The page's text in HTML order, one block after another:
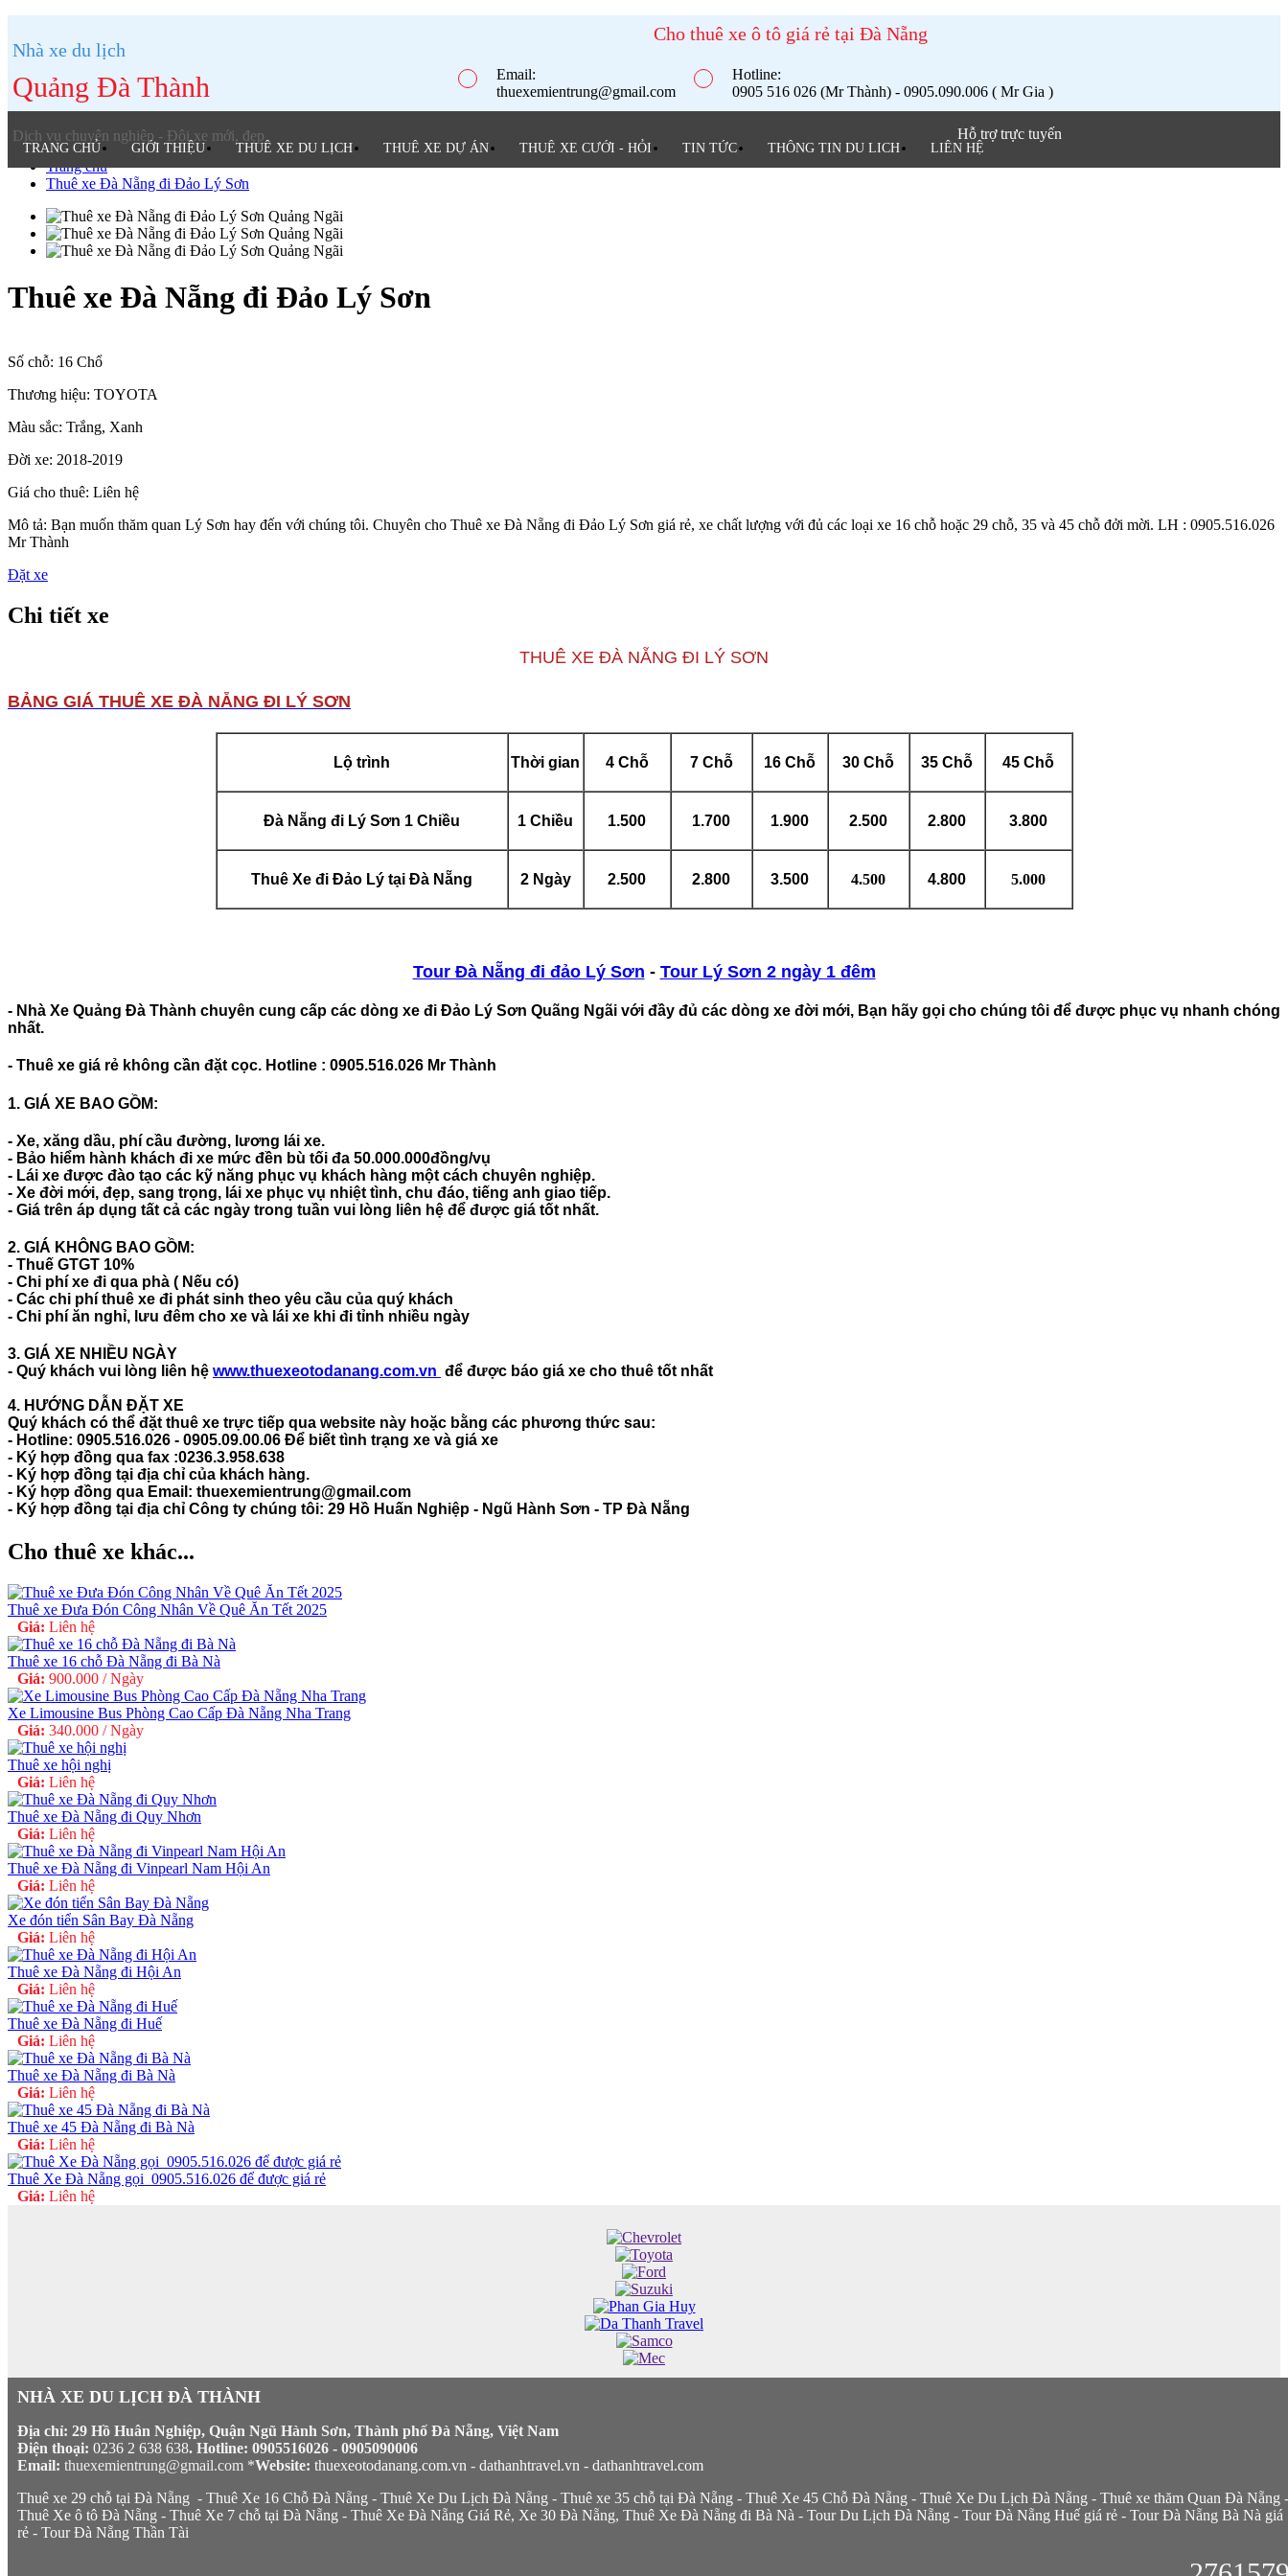
Nhà xe du lịch
Quảng Đà Thành
Dịch vụ chuyên nghiệp - Đội xe mới, đẹp
Cho thuê xe ô tô giá rẻ tại Đà Nẵng
Hotline:
0905 516 026 (Mr Thành) - 0905.090.006 ( Mr Gia )
Email:
thuexemientrung@gmail.com
TRANG CHỦ GIỚI THIỆU THUÊ XE DU LỊCH THUÊ XE DỰ ÁN THUÊ XE CƯỚI - HỎI TIN TỨC THÔNG TIN DU LICH LIÊN HỆ
Hỗ trợ trực tuyến
Trang chủ
Thuê xe Đà Nẵng đi Đảo Lý Sơn
Thuê xe Đà Nẵng đi Đảo Lý Sơn
Số chỗ: 16 Chổ
Thương hiệu: TOYOTA
Màu sắc: Trắng, Xanh
Đời xe: 2018-2019
Giá cho thuê: Liên hệ
Mô tả: Bạn muốn thăm quan Lý Sơn hay đến với chúng tôi. Chuyên cho Thuê xe Đà Nẵng đi Đảo Lý Sơn giá rẻ, xe chất lượng với đủ các loại xe 16 chỗ hoặc 29 chỗ, 35 và 45 chỗ đởi mời. LH : 0905.516.026
Mr Thành
Đặt xe
Chi tiết xe
THUÊ XE ĐÀ NẴNG ĐI LÝ SƠN
BẢNG GIÁ THUÊ XE ĐÀ NẴNG ĐI LÝ SƠN
Lộ trình Thời gian 4 Chỗ 7 Chỗ 16 Chỗ 30 Chỗ 35 Chỗ 45 Chỗ
Đà Nẵng đi Lý Sơn 1 Chiều 1 Chiều 1.500 1.700 1.900 2.500 2.800 3.800
Thuê Xe đi Đảo Lý tại Đà Nẵng 2 Ngày 2.500 2.800 3.500 4.500 4.800 5.000
Tour Đà Nẵng đi đảo Lý Sơn - Tour Lý Sơn 2 ngày 1 đêm
- Nhà Xe Quảng Đà Thành chuyên cung cấp các dòng xe đi Đảo Lý Sơn Quãng Ngãi với đầy đủ các dòng xe đời mới, Bạn hãy gọi cho chúng tôi để được phục vụ nhanh chóng
nhất.
- Thuê xe giá rẻ không cần đặt cọc. Hotline : 0905.516.026 Mr Thành
1. GIÁ XE BAO GỒM:
- Xe, xăng dầu, phí cầu đường, lương lái xe.
- Bảo hiểm hành khách đi xe mức đền bù tối đa 50.000.000đồng/vụ
- Lái xe được đào tạo các kỹ năng phục vụ khách hàng một cách chuyên nghiệp.
- Xe đời mới, đẹp, sang trọng, lái xe phục vụ nhiệt tình, chu đáo, tiếng anh giao tiếp.
- Giá trên áp dụng tất cả các ngày trong tuần vui lòng liên hệ để được giá tốt nhất.
2. GIÁ KHÔNG BAO GỒM:
- Thuế GTGT 10%
- Chi phí xe đi qua phà ( Nếu có)
- Các chi phí thuê xe đi phát sinh theo yêu cầu của quý khách
- Chi phí ăn nghỉ, lưu đêm cho xe và lái xe khi đi tỉnh nhiều ngày
3. GIÁ XE NHIỀU NGÀY
- Quý khách vui lòng liên hệ www.thuexeotodanang.com.vn để được báo giá xe cho thuê tốt nhất
4. HƯỚNG DẪN ĐẶT XE
Quý khách có thể đặt thuê xe trực tiếp qua website này hoặc bằng các phương thức sau:
- Hotline: 0905.516.026 - 0905.09.00.06 Để biết tình trạng xe và giá xe
- Ký hợp đồng qua fax :0236.3.958.638
- Ký hợp đồng tại địa chỉ của khách hàng.
- Ký hợp đồng qua Email: thuexemientrung@gmail.com
- Ký hợp đồng tại địa chỉ Công ty chúng tôi: 29 Hồ Huấn Nghiệp - Ngũ Hành Sơn - TP Đà Nẵng
Cho thuê xe khác...
Thuê xe Đưa Đón Công Nhân Về Quê Ăn Tết 2025
Giá: Liên hệ
Thuê xe 16 chỗ Đà Nẵng đi Bà Nà
Giá: 900.000 / Ngày
Xe Limousine Bus Phòng Cao Cấp Đà Nẵng Nha Trang
Giá: 340.000 / Ngày
Thuê xe hội nghị
Giá: Liên hệ
Thuê xe Đà Nẵng đi Quy Nhơn
Giá: Liên hệ
Thuê xe Đà Nẵng đi Vinpearl Nam Hội An
Giá: Liên hệ
Xe đón tiển Sân Bay Đà Nẵng
Giá: Liên hệ
Thuê xe Đà Nẵng đi Hội An
Giá: Liên hệ
Thuê xe Đà Nẵng đi Huế
Giá: Liên hệ
Thuê xe Đà Nẵng đi Bà Nà
Giá: Liên hệ
Thuê xe 45 Đà Nẵng đi Bà Nà
Giá: Liên hệ
Thuê Xe Đà Nẵng gọi_0905.516.026 để được giá rẻ
Giá: Liên hệ
NHÀ XE DU LỊCH ĐÀ THÀNH
Địa chỉ: 29 Hồ Huân Nghiệp, Quận Ngũ Hành Sơn, Thành phố Đà Nẵng, Việt Nam
Điện thoại: 0236 2 638 638. Hotline: 0905516026 - 0905090006
Email: thuexemientrung@gmail.com *Website: thuexeotodanang.com.vn - dathanhtravel.vn - dathanhtravel.com
Thuê xe 29 chỗ tại Đà Nẵng - Thuê Xe 16 Chỗ Đà Nẵng - Thuê Xe Du Lịch Đà Nẵng - Thuê xe 35 chỗ tại Đà Nẵng - Thuê Xe 45 Chỗ Đà Nẵng - Thuê Xe Du Lịch Đà Nẵng - Thuê xe thăm Quan Đà Nẵng -
Thuê Xe ô tô Đà Nẵng - Thuê Xe 7 chỗ tại Đà Nẵng - Thuê Xe Đà Nẵng Giá Rẻ, Xe 30 Đà Nẵng, Thuê Xe Đà Nẵng đi Bà Nà - Tour Du Lịch Đà Nẵng - Tour Đà Nẵng Huế giá rẻ - Tour Đà Nẵng Bà Nà giá
rẻ - Tour Đà Nẵng Thần Tài